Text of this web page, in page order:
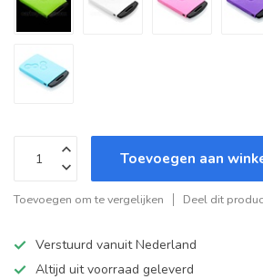
Toevoegen aan
Toevoegen om te vergelijken Deel dit
Verstuurd vanuit Nederland
Altijd uit voorraad geleverd